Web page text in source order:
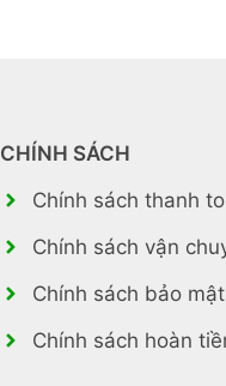
CHÍNH SÁCH
Chính sách thanh
Chính sách vận
Chính sách bảo mật
Chính sách hoàn